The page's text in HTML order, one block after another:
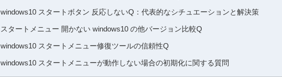
windows10 スタートボタン 反応しないQ：代表的なシチュエーションと解決策
スタートメニュー 開かない windows10 の他バージョン比較Q
windows10 スタートメニュー修復ツールの信頼性Q
windows10 スタートメニューが動作しない場合の初期化に関する質問